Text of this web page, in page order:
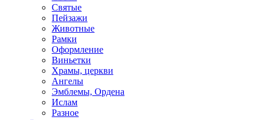
Святые
Пейзажи
Животные
Рамки
Оформление
Виньетки
Храмы, церкви
Ангелы
Эмблемы, Ордена
Ислам
Разное